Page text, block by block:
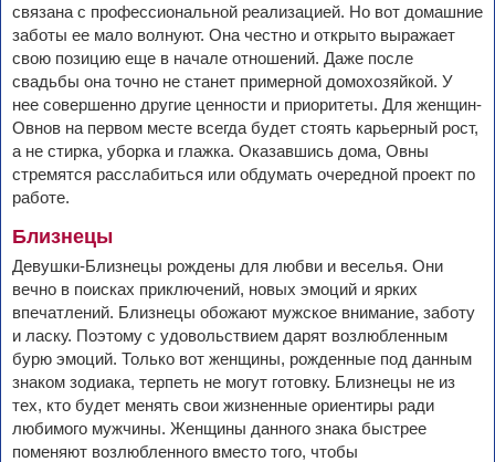
связана с профессиональной реализацией. Но вот домашние
заботы ее мало волнуют. Она честно и открыто выражает
свою позицию еще в начале отношений. Даже после
свадьбы она точно не станет примерной домохозяйкой. У
нее совершенно другие ценности и приоритеты. Для женщин-
Овнов на первом месте всегда будет стоять карьерный рост,
а не стирка, уборка и глажка. Оказавшись дома, Овны
стремятся расслабиться или обдумать очередной проект по
работе.
Близнецы
Девушки-Близнецы рождены для любви и веселья. Они
вечно в поисках приключений, новых эмоций и ярких
впечатлений. Близнецы обожают мужское внимание, заботу
и ласку. Поэтому с удовольствием дарят возлюбленным
бурю эмоций. Только вот женщины, рожденные под данным
знаком зодиака, терпеть не могут готовку. Близнецы не из
тех, кто будет менять свои жизненные ориентиры ради
любимого мужчины. Женщины данного знака быстрее
поменяют возлюбленного вместо того, чтобы